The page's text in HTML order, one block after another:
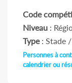
Code
Niveau :
Type: Stade
Personnes à
calendrier ou